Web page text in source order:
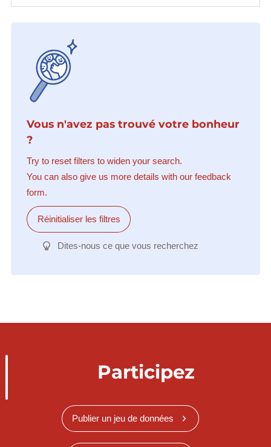
Vous n'avez pas trouvé votre bonheur
?
Try to reset filters to widen your search.
You can also give us more details with our feedback
form.
Réinitialiser les filtres
Dites-nous ce que vous recherchez
Participez
Publier un jeu de données